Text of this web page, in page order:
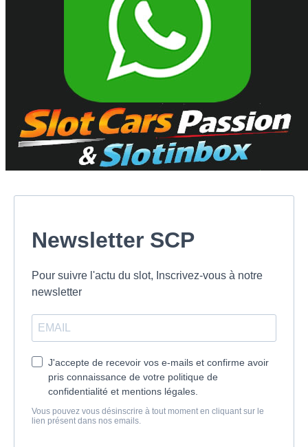
Newsletter SCP
Pour suivre l'actu du slot, Inscrivez-vous à notre
newsletter
J'accepte de recevoir vos e-mails et confirme avoir
pris connaissance de votre politique de
confidentialité et mentions légales.
Vous pouvez vous désinscrire à tout moment en cliquant sur le
lien présent dans nos emails.